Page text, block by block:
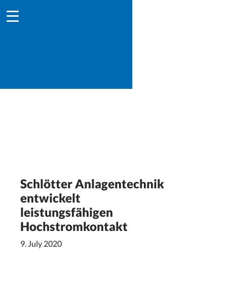
Schlötter Anlagentechnik
entwickelt
leistungsfähigen
Hochstromkontakt
9. July 2020